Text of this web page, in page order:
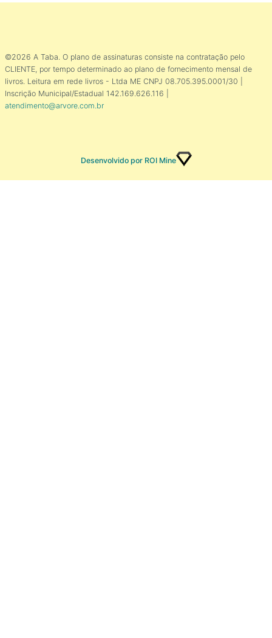
©2026 A Taba. O plano de assinaturas consiste na contratação pelo
CLIENTE, por tempo determinado ao plano de fornecimento mensal de
livros. Leitura em rede livros - Ltda ME CNPJ 08.705.395.0001/30 |
Inscrição Municipal/Estadual 142.169.626.116 |
atendimento@arvore.com.br
Desenvolvido por ROI Mine